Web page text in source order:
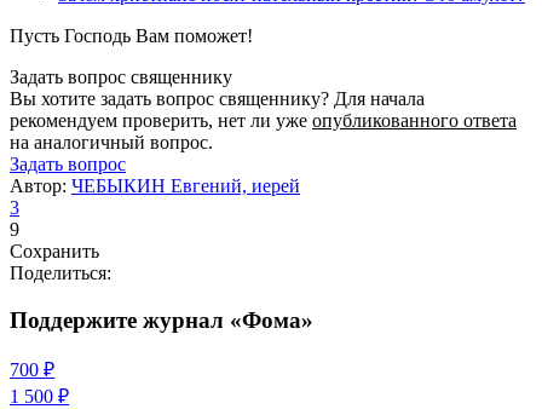
Пусть Господь Вам поможет!
Задать вопрос священнику
Вы хотите задать вопрос священнику? Для начала
рекомендуем проверить, нет ли уже опубликованного ответа
на аналогичный вопрос.
Задать вопрос
Автор: ЧЕБЫКИН Евгений, иерей
3
9
Сохранить
Поделиться:
Поддержите журнал «Фома»
700 ₽
1 500 ₽